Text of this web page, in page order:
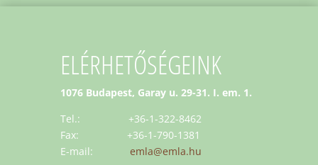
ELÉRHETŐSÉGEINK
1076 Budapest, Garay u. 29-31. I. em. 1.
Tel.: +36-1-322-8462
Fax: +36-1-790-1381
E-mail: emla@emla.hu